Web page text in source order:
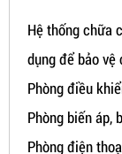
Hệ thống chữa
dụng để bảo
Phòng điều
Phòng biến áp,
Phòng điện